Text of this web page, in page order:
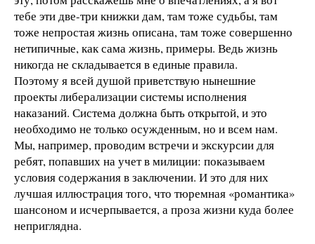
тебе эти две-три книжки дам, там тоже судьбы, там
тоже непростая жизнь описана, там тоже совершенно
нетипичные, как сама жизнь, примеры. Ведь жизнь
никогда не складывается в единые правила.
Поэтому я всей душой приветствую нынешние
проекты либерализации системы исполнения
наказаний. Система должна быть открытой, и это
необходимо не только осужденным, но и всем нам.
Мы, например, проводим встречи и экскурсии для
ребят, попавших на учет в милиции: показываем
условия содержания в заключении. И это для них
лучшая иллюстрация того, что тюремная «романтика»
шансоном и исчерпывается, а проза жизни куда более
неприглядна.